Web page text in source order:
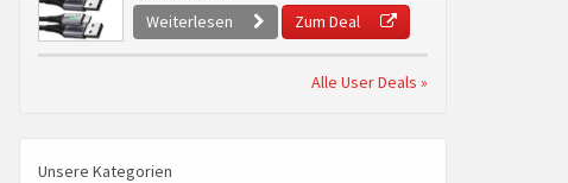
Weiterlesen
Zum Deal
Alle User Deals »
Unsere Kategorien